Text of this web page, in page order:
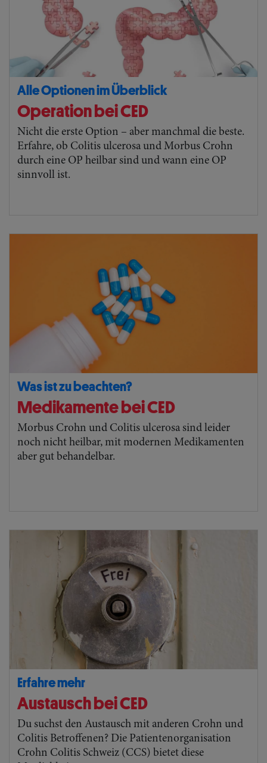
Alle Optionen im Überblick
Operation bei CED
Nicht die erste Option – aber manchmal die beste.
Erfahre, ob Colitis ulcerosa und Morbus Crohn
durch eine OP heilbar sind und wann eine OP
sinnvoll ist.
Was ist zu beachten?
Medikamente bei CED
Morbus Crohn und Colitis ulcerosa sind leider
noch nicht heilbar, mit modernen Medikamenten
aber gut behandelbar.
Erfahre mehr
Austausch bei CED
Du suchst den Austausch mit anderen Crohn und
Colitis Betroffenen? Die Patientenorganisation
Crohn Colitis Schweiz (CCS) bietet diese